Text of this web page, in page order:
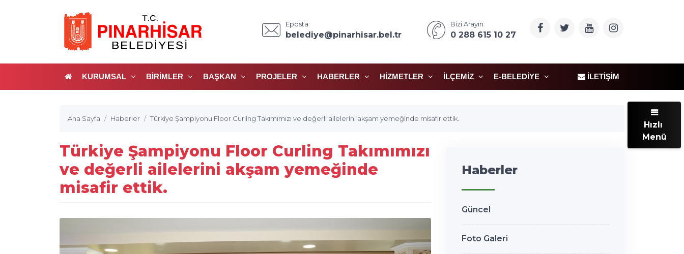
Eposta:
belediye@pinarhisar.bel.tr
Bizi Arayın:
0 288 615 10 27
KURUMSAL BİRİMLER BAŞKAN PROJELER HABERLER HIZMETLER İLÇEMIZ E-BELEDIYE İLETIŞIM
Ana Sayfa Haberler Türkiye Şampiyonu Floor Curling Takımımızı ve değerli ailelerini akşam yemeğinde misafir ettik.
Türkiye Şampiyonu Floor Curling Takımımızı
ve değerli ailelerini akşam yemeğinde
misafir ettik.
Haberler
Güncel
Foto Galeri
Hızlı
Menü